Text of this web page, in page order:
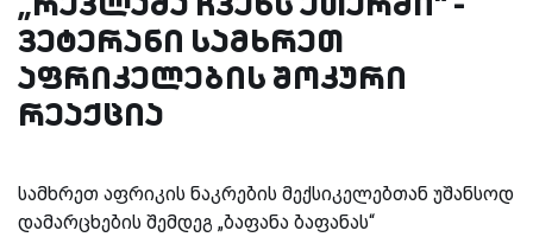
ვეტერანი სამხრეთ
აფრიკელების შოკური
რეაქცია
სამხრეთ აფრიკის ნაკრების მექსიკელებთან უშანსოდ
დამარცხების შემდეგ „ბაფანა ბაფანას“